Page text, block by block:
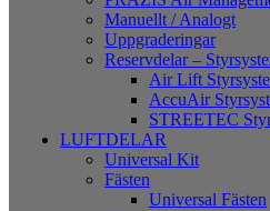
Manuellt / Analogt
Uppgraderingar
Reservdelar –
Air Lift
AccuAir
STREETEC
LUFTDELAR
Universal Kit
Fästen
Universal Fästen